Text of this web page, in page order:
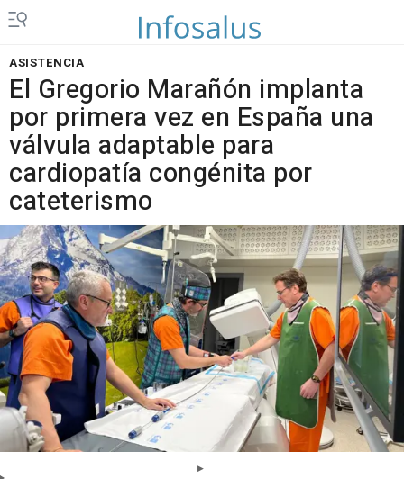
ASISTENCIA
El Gregorio Marañón implanta
por primera vez en España una
válvula adaptable para
cardiopatía congénita por
cateterismo